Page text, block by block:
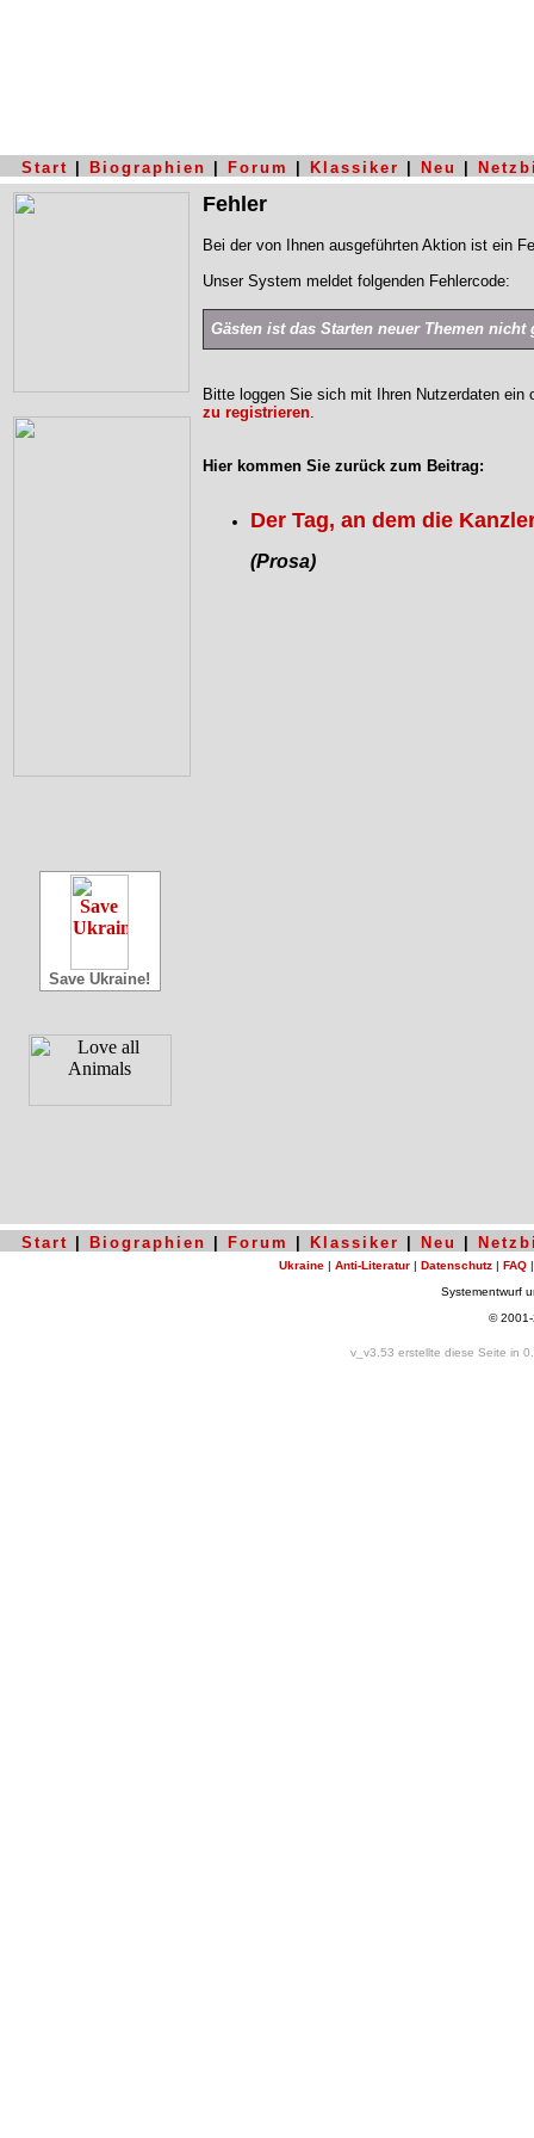
Start Biographien Forum Klassiker Neu
Save Ukraine!
Fehler
Bei der von Ihnen ausgeführten Aktion ist ein
Unser System meldet folgenden Fehlercode:
Gästen ist das Starten neuer Themen nicht
Bitte loggen Sie sich mit Ihren Nutzerdaten
zu registrieren.
Hier kommen Sie zurück zum Beitrag:
Der Tag, an dem die
(Prosa)
Start Biographien Forum Klassiker Neu
Ukraine | Anti-Literatur | Datenschutz | FAQ
Systementwurf
©
v_v3.53 erstellte diese Seite in